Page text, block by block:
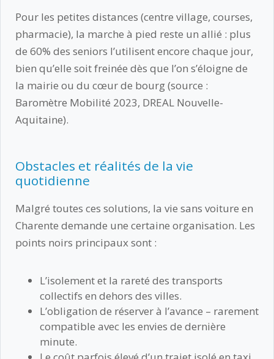
Pour les petites distances (centre village, courses,
pharmacie), la marche à pied reste un allié : plus
de 60% des seniors l’utilisent encore chaque jour,
bien qu’elle soit freinée dès que l’on s’éloigne de
la mairie ou du cœur de bourg (source :
Baromètre Mobilité 2023, DREAL Nouvelle-
Aquitaine).
Obstacles et réalités de la vie
quotidienne
Malgré toutes ces solutions, la vie sans voiture en
Charente demande une certaine organisation. Les
points noirs principaux sont :
L’isolement et la rareté des transports
collectifs en dehors des villes.
L’obligation de réserver à l’avance – rarement
compatible avec les envies de dernière
minute.